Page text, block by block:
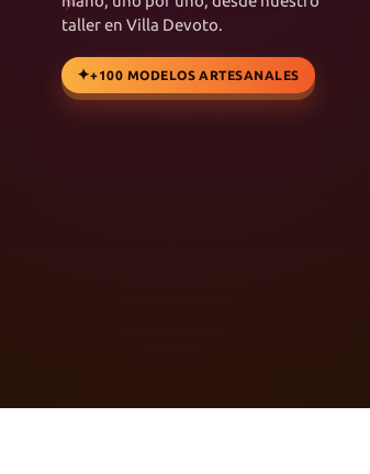
taller en Villa Devoto.
+100 MODELOS ARTESANALES